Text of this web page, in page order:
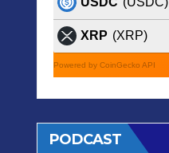
XRP (XRP)
Powered by CoinGecko API
PODCAST